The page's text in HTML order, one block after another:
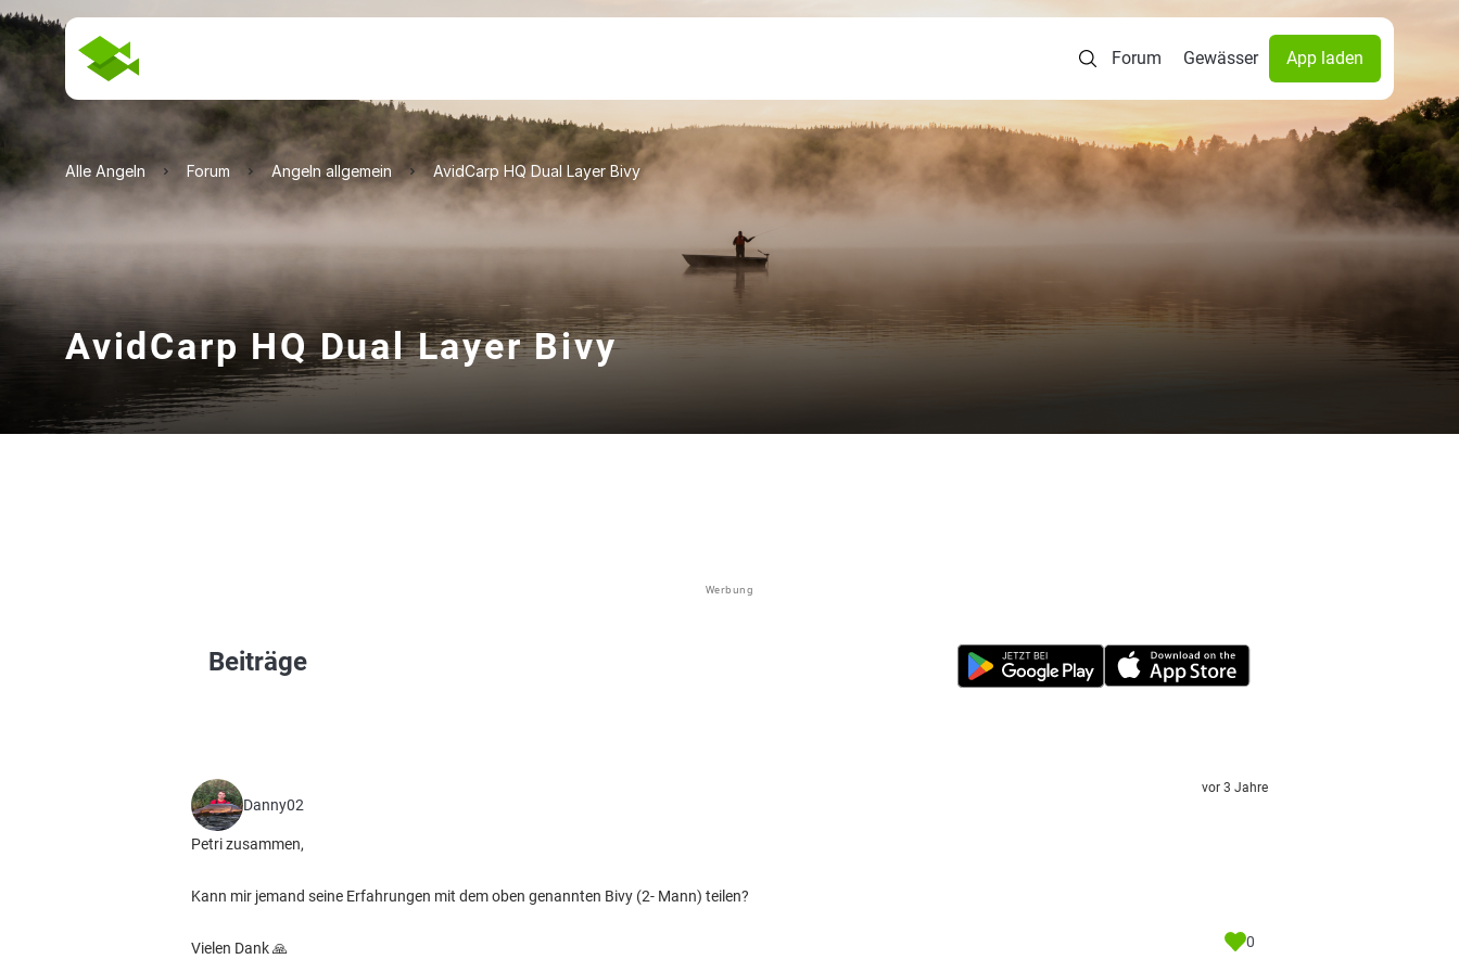
Forum Gewässer App laden
Alle Angeln Forum Angeln allgemein AvidCarp HQ Dual Layer Bivy
AvidCarp HQ Dual Layer Bivy
Werbung
Beiträge
Danny02
Petri zusammen,
Kann mir jemand seine Erfahrungen mit dem oben genannten Bivy (2- Mann) teilen?
Vielen Dank 🙏
vor 3 Jahre
0